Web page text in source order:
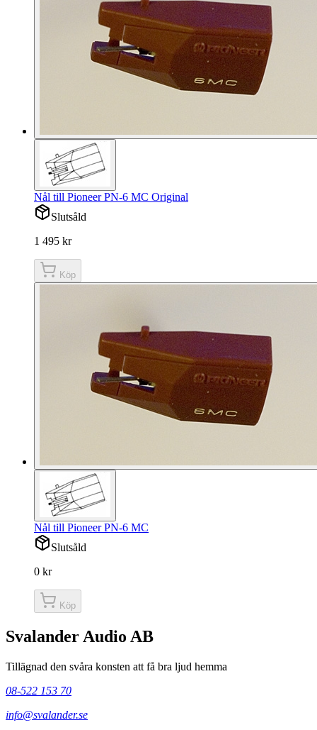
Nål till Pioneer PN-6 MC Original
Slutsåld
1 495 kr
Köp
Nål till Pioneer PN-6 MC
Slutsåld
0 kr
Köp
Svalander Audio AB
Tillägnad den svåra konsten att få bra ljud hemma
08-522 153 70
info@svalander.se